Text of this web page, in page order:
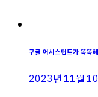
구글 어시스턴트가 똑
2023년 11월